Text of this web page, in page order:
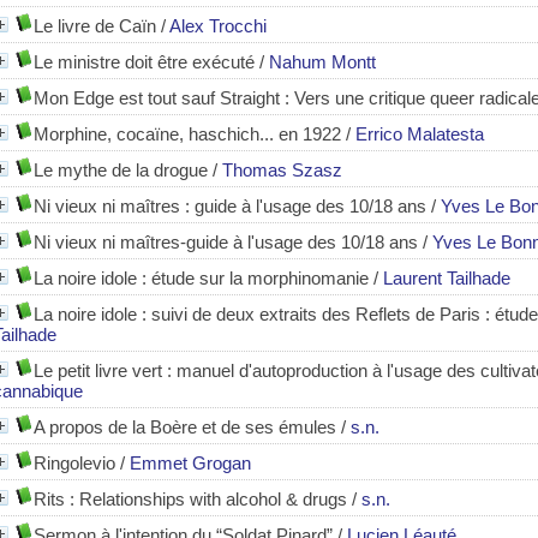
Le livre de Caïn /Alex Trocchi
Le ministre doit être exécuté / Nahum Montt
Mon Edge est tout sauf Straight : Vers une critique queer
Morphine, cocaïne, haschich... en 1922 / Errico Malatesta
Le mythe de la drogue / Thomas Szasz
Ni vieux ni maîtres : guide à l'usage des 10/18 ans / Yves Le
Ni vieux ni maîtres-guide à l'usage des 10/18 ans / Yves Le
La noire idole : étude sur la morphinomanie / Laurent Tailhade
La noire idole : suivi de deux extraits des Reflets de Paris :
Le petit livre vert : manuel d'autoproduction à l'usage des
A propos de la Boère et de ses émules / s.n.
Ringolevio / Emmet Grogan
Rits : Relationships with alcohol & drugs / s.n.